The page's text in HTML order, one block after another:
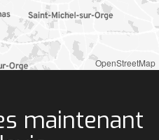
OpenStreetMap
maintenant